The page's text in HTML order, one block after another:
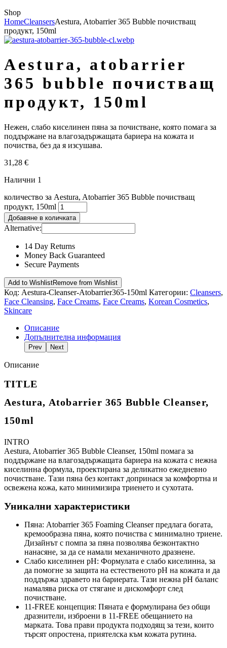
Shop
HomeCleansersAestura, Atobarrier 365 Bubble почистващ
продукт, 150ml
aestura, atobarrier
365 bubble почистващ
продукт, 150ml
Нежен, слабо киселинен пяна за почистване, която помага за
поддържане на влагозадържащата бариера на кожата и
почиства, без да я изсушава.
31,28 €
Налични 1
количество за Aestura, Atobarrier 365 Bubble почистващ
продукт, 150ml
Добавяне в количката
Alternative:
14 Day Returns
Money Back Guaranteed
Secure Payments
Add to WishlistRemove from Wishlist
Код: Aestura-Cleanser-Atobarrier365-150ml Категории: Cleansers,
Face Cleansing, Face Creams, Face Creams, Korean Cosmetics,
Skincare
Описание
Допълнителна информация
Prev Next
Описание
TITLE
Aestura, Atobarrier 365 Bubble Cleanser,
150ml
INTRO
Aestura, Atobarrier 365 Bubble Cleanser, 150ml помага за
поддържане на влагозадържащата бариера на кожата с нежна
киселинна формула, проектирана за деликатно ежедневно
почистване. Тази пяна без контакт допринася за комфортна и
освежена кожа, като минимизира триенето и сухотата.
Уникални характеристики
Пяна: Atobarrier 365 Foaming Cleanser предлага богата,
кремообразна пяна, която почиства с минимално триене.
Дизайнът с помпа за пяна позволява безконтактно
нанасяне, за да се намали механичното дразнене.
Слабо киселинен pH: Формулата е слабо киселинна, за
да помогне за защита на естественото pH на кожата и да
поддържа здравето на бариерата. Тази нежна pH баланс
намалява риска от стягане и дискомфорт след
почистване.
11-FREE концепция: Пяната е формулирана без общи
дразнители, изброени в 11-FREE обещанието на
марката. Това прави продукта подходящ за тези, които
търсят опростена, приятелска към кожата рутина.